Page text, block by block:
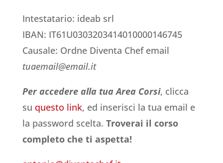
Intestatario: ideab srl
IBAN: IT61U0303203414010000146745
Causale: Ordne Diventa Chef email
tuaemail@email.it
Per accedere alla tua Area Corsi, clicca
su questo link, ed inserisci la tua email e
la password scelta. Troverai il corso
completo che ti aspetta!